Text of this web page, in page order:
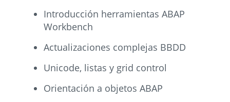
Introducción herramientas ABAP
Workbench
Actualizaciones complejas BBDD
Unicode, listas y grid control
Orientación a objetos ABAP